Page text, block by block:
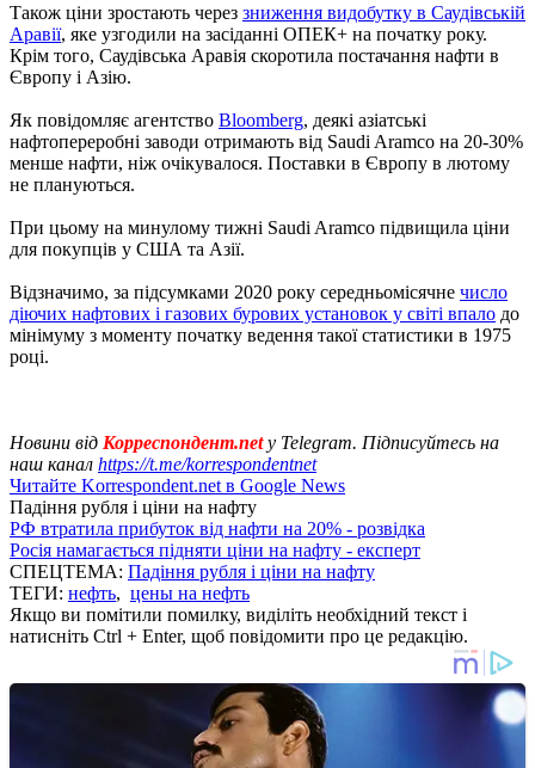
Також ціни зростають через зниження видобутку в Саудівській
Аравії, яке узгодили на засіданні ОПЕК+ на початку року.
Крім того, Саудівська Аравія скоротила постачання нафти в
Європу і Азію.
Як повідомляє агентство Bloomberg, деякі азіатські
нафтопереробні заводи отримають від Saudi Aramco на 20-30%
менше нафти, ніж очікувалося. Поставки в Європу в лютому
не плануються.
При цьому на минулому тижні Saudi Aramco підвищила ціни
для покупців у США та Азії.
Відзначимо, за підсумками 2020 року середньомісячне число
діючих нафтових і газових бурових установок у світі впало до
мінімуму з моменту початку ведення такої статистики в 1975
році.
Новини від Корреспондент.netу Telegram. Підписуйтесь на
наш канал https://t.me/korrespondentnet
Читайте Korrespondent.net в Google News
Падіння рубля і ціни на нафту
РФ втратила прибуток від нафти на 20% - розвідка
Росія намагається підняти ціни на нафту - експерт
СПЕЦТЕМА: Падіння рубля і ціни на нафту
ТЕГИ: нефть, цены на нефть
Якщо ви помітили помилку, виділіть необхідний текст і
натисніть Ctrl + Enter, щоб повідомити про це редакцію.